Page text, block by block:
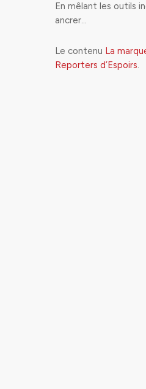
En mêlant les outils
ancrer…
Le contenu La
Reporters d’Espoirs.